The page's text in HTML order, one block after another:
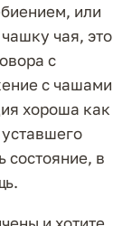
или
чая, это
с
с чашами
хороша как
состояние, в